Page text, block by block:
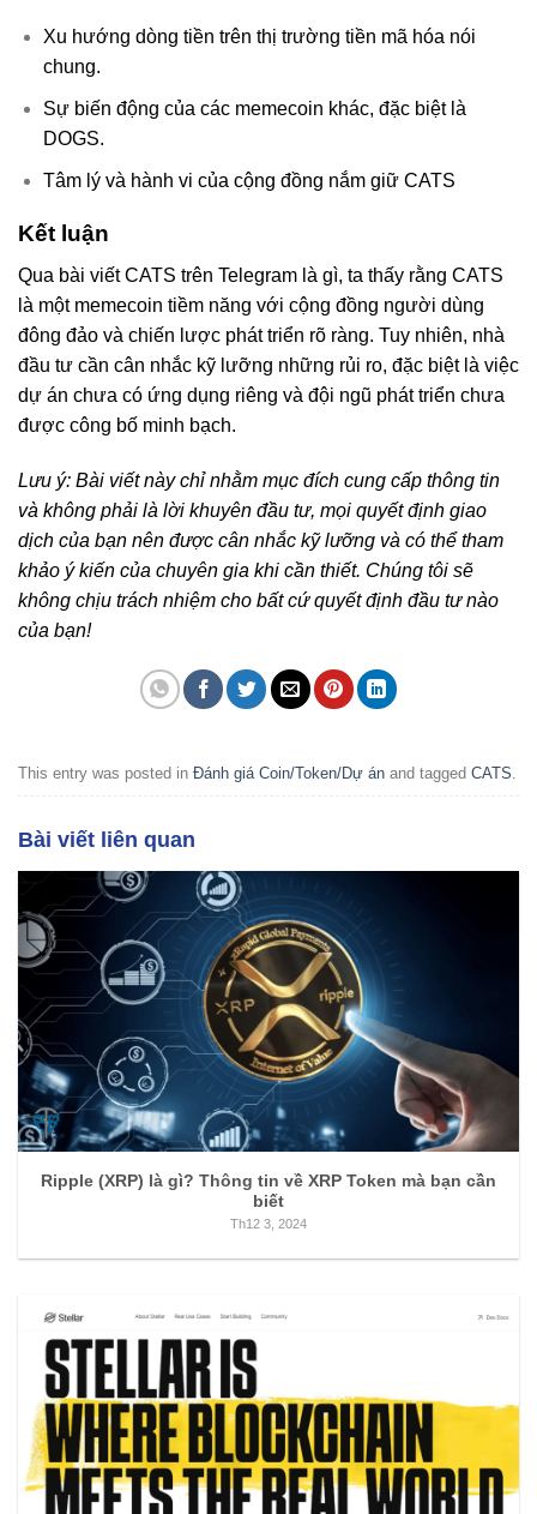
Xu hướng dòng tiền trên thị trường tiền mã hóa nói
chung.
Sự biến động của các memecoin khác, đặc biệt là
DOGS.
Tâm lý và hành vi của cộng đồng nắm giữ CATS
Kết luận
Qua bài viết CATS trên Telegram là gì, ta thấy rằng CATS
là một memecoin tiềm năng với cộng đồng người dùng
đông đảo và chiến lược phát triển rõ ràng. Tuy nhiên, nhà
đầu tư cần cân nhắc kỹ lưỡng những rủi ro, đặc biệt là việc
dự án chưa có ứng dụng riêng và đội ngũ phát triển chưa
được công bố minh bạch.
Lưu ý: Bài viết này chỉ nhằm mục đích cung cấp thông tin
và không phải là lời khuyên đầu tư, mọi quyết định giao
dịch của bạn nên được cân nhắc kỹ lưỡng và có thể tham
khảo ý kiến của chuyên gia khi cần thiết. Chúng tôi sẽ
không chịu trách nhiệm cho bất cứ quyết định đầu tư nào
của bạn!
This entry was posted in Đánh giá Coin/Token/Dự án and tagged CATS.
Bài viết liên quan
Ripple (XRP) là gì? Thông tin về XRP Token mà bạn cần
biết
Th12 3, 2024